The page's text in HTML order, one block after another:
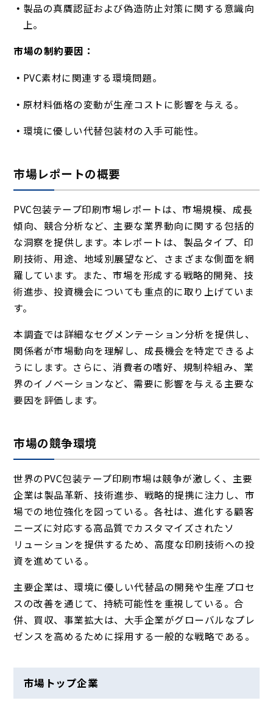
製品の真贋認証および偽造防止対策に関する意識向
上。
市場の制約要因：
PVC素材に関連する環境問題。
原材料価格の変動が生産コストに影響を与える。
環境に優しい代替包装材の入手可能性。
市場レポートの概要
PVC包装テープ印刷市場レポートは、市場規模、成長
傾向、競合分析など、主要な業界動向に関する包括的
な洞察を提供します。本レポートは、製品タイプ、印
刷技術、用途、地域別展望など、さまざまな側面を網
羅しています。また、市場を形成する戦略的開発、技
術進歩、投資機会についても重点的に取り上げていま
す。
本調査では詳細なセグメンテーション分析を提供し、
関係者が市場動向を理解し、成長機会を特定できるよ
うにします。さらに、消費者の嗜好、規制枠組み、業
界のイノベーションなど、需要に影響を与える主要な
要因を評価します。
市場の競争環境
世界のPVC包装テープ印刷市場は競争が激しく、主要
企業は製品革新、技術進歩、戦略的提携に注力し、市
場での地位強化を図っている。各社は、進化する顧客
ニーズに対応する高品質でカスタマイズされたソ
リューションを提供するため、高度な印刷技術への投
資を進めている。
主要企業は、環境に優しい代替品の開発や生産プロセ
スの改善を通じて、持続可能性を重視している。合
併、買収、事業拡大は、大手企業がグローバルなプレ
ゼンスを高めるために採用する一般的な戦略である。
市場トップ企業